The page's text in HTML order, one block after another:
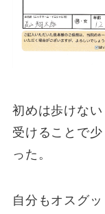
初めは歩けな
受けることで
った。
自分もオスグ